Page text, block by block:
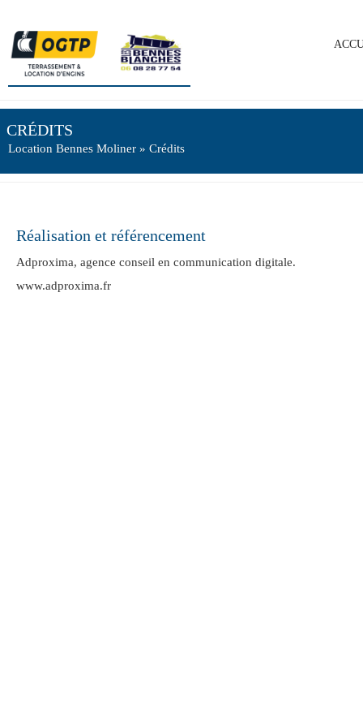
CRÉDITS
Location Bennes Moliner » Crédits
Réalisation et référencement
Adproxima, agence conseil en communication digitale.
www.adproxima.fr